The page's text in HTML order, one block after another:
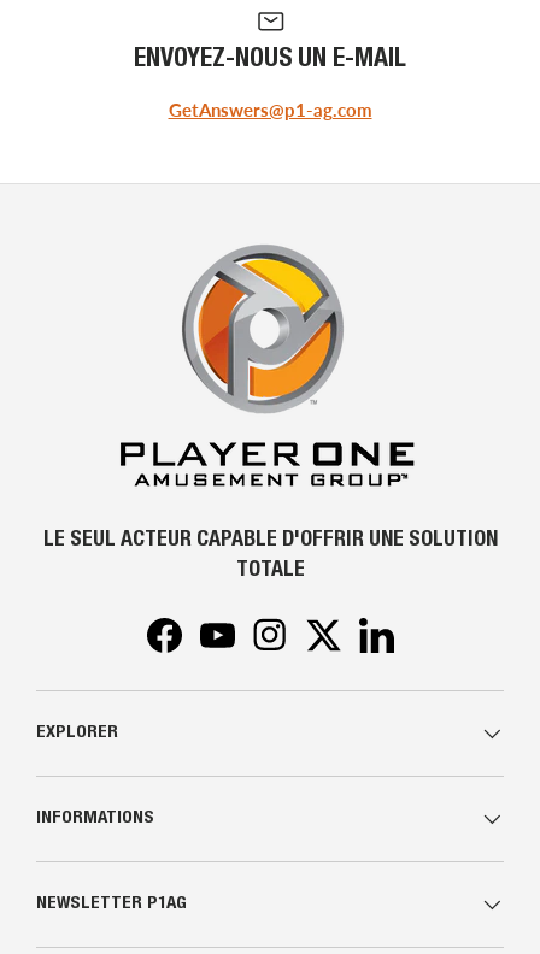
ENVOYEZ-NOUS UN E-MAIL
GetAnswers@p1-ag.com
LE SEUL ACTEUR CAPABLE D'OFFRIR UNE SOLUTION
TOTALE
FacebookYouTubeInstagramTwitter
EXPLORER
INFORMATIONS
NEWSLETTER P1AG